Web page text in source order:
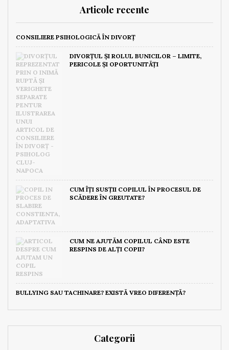
Articole recente
CONSILIERE PSIHOLOGICĂ ÎN DIVORȚ
DIVORȚUL ȘI ROLUL BUNICILOR – LIMITE,
PERICOLE ȘI OPORTUNITĂȚI
CUM ÎȚI SUSȚII COPILUL ÎN PROCESUL DE
SCĂDERE ÎN GREUTATE?
CUM NE AJUTĂM COPILUL CÂND ESTE
RESPINS DE ALȚI COPII?
BULLYING SAU TACHINARE? EXISTĂ VREO DIFERENȚĂ?
Categorii